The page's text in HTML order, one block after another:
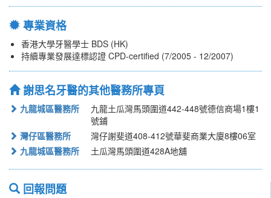
專業資格
香港大學牙醫學士 BDS (HK)
持續專業發展達標認證 CPD-certified (7/2005 - 12/2007)
謝思名牙醫的其他醫務所專頁
九龍城區醫務所
九龍土瓜灣馬頭圍道442-448號德信商場1樓1
號鋪
灣仔區醫務所
灣仔謝斐道408-412號華斐商業大廈8樓06室
九龍城區醫務所
土瓜灣馬頭圍道428A地舖
回報問題